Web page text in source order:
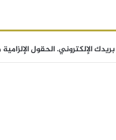
الإلكتروني.الحقول